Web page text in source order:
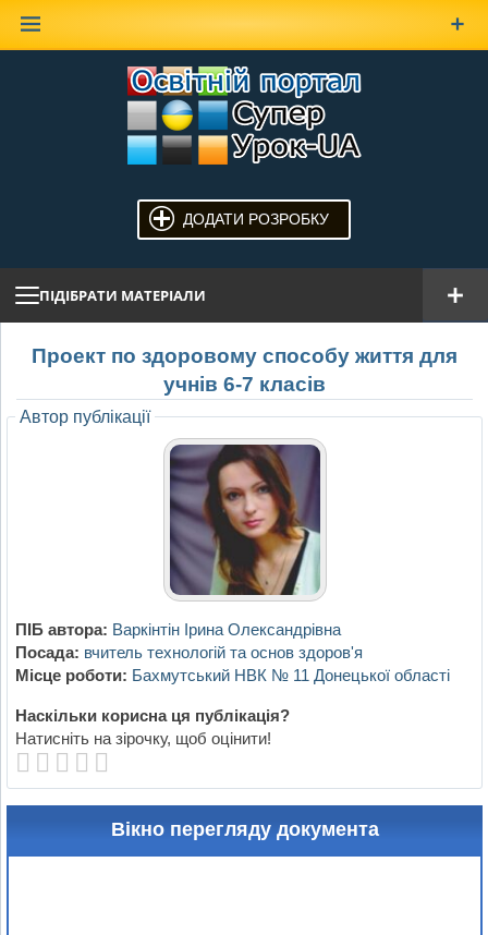
ДОДАТИ РОЗРОБКУ
ПІДІБРАТИ МАТЕРІАЛИ
Проект по здоровому способу життя для
учнів 6-7 класів
Автор публікації
ПІБ автора: Варкінтін Ірина Олександрівна
Посада: вчитель технологій та основ здоров'я
Місце роботи: Бахмутський НВК № 11 Донецької області
Наскільки корисна ця публікація?
Натисніть на зірочку, щоб оцінити!
Вікно перегляду документа